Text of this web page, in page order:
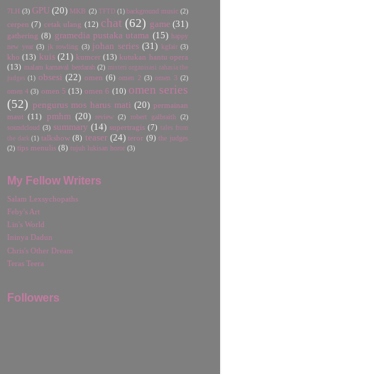
7LH (3) GPU (20) MKB (2) TFTD (1) background music (2)
cerpen (7) cetak ulang (12) chat (62) game (31)
gathering (8) gramedia pustaka utama (15) happy
new year (3) jk rowling (3) johan series (31) kgfair (3)
kho (13) kuis (21) kumcer (13) kutukan hantu opera
(13) malam karnaval berdarah (2) misteri organisasi rahasia the
judges (1) obsesi (22) omen (6) omen 2 (3) omen 3 (2)
omen 4 (3) omen 5 (13) omen 6 (10) omen series
(52) pengurus mos harus mati (20) permainan
maut (11) pmhm (20) review (2) robert galbraith
(2)
soundcloud (3) summary (14) supertragis (7) tales from
the dark (1) talkshow (8) teaser (24) teror (9) the judges
(2) tips menulis (8) tujuh lukisan horor (3)
My Fellow Writers
Salam Lexsychopaths
Feby's Art
Lin's World
Ininya Dadun
Chris's Other Dream
Teras Teera
Followers